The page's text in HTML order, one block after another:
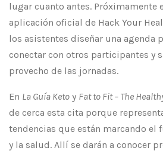
lugar cuanto antes. Próximamente
aplicación oficial de Hack Your
los asistentes diseñar una agenda
conectar con otros participantes y
provecho de las jornadas.
En La Guía Keto y Fat to Fit – The
de cerca esta cita porque
tendencias que están marcando
y la salud. Allí se darán a conocer